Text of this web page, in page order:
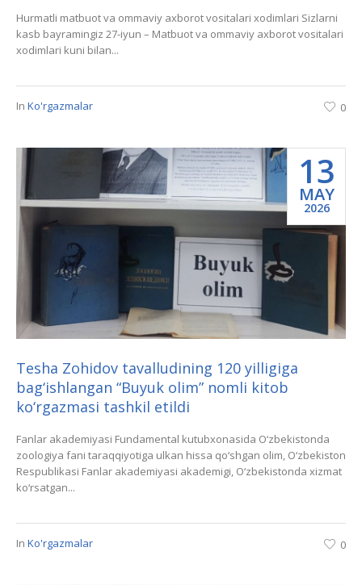
Hurmatli matbuot va ommaviy axborot vositalari xodimlari Sizlarni
kasb bayramingiz 27-iyun – Matbuot va ommaviy axborot vositalari
xodimlari kuni bilan...
In Ko'rgazmalar 0
13
MAY
2026
Tesha Zohidov tavalludining 120 yilligiga
bag‘ishlangan “Buyuk olim” nomli kitob
ko‘rgazmasi tashkil etildi
Fanlar akademiyasi Fundamental kutubxonasida O‘zbekistonda
zoologiya fani taraqqiyotiga ulkan hissa qo‘shgan olim, O‘zbekiston
Respublikasi Fanlar akademiyasi akademigi, O‘zbekistonda xizmat
ko‘rsatgan...
In Ko'rgazmalar 0